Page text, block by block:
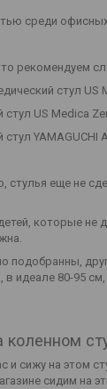
среди
рекомендуем
стул
стул US Medica
еще не
которые
подобранны,
в идеале 80-95
сижу на этом
сидим на